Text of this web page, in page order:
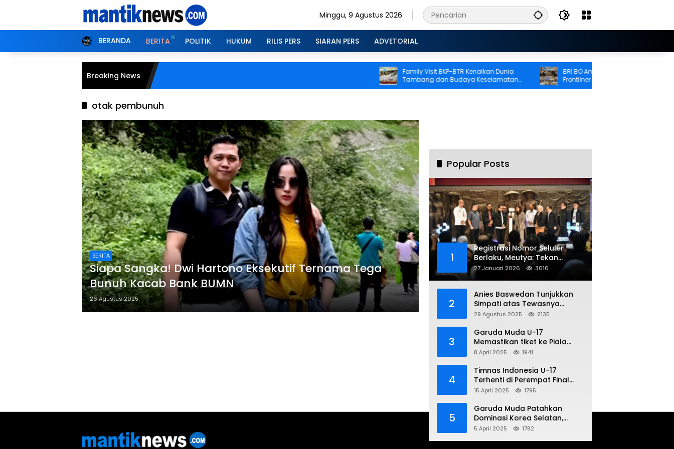
Minggu, 9 Agustus 2026
BERANDA BERITA POLITIK HUKUM RILIS PERS SIARAN PERS ADVETORIAL
Breaking News
Family Visit BKP-BTR Kenalkan Dunia
Tambang dan Budaya Keselamatan
kepada Keluarga Karyawan
BRI BO Ambon Tingkatkan Kompetensi
Frontliner melalui Pendidikan Performing
CS dan Teller
otak pembunuh
BERITA
Siapa Sangka! Dwi Hartono Eksekutif Ternama Tega
Bunuh Kacab Bank BUMN
26 Agustus 2025
Popular Posts
1
Registrasi Nomor Seluler
Berlaku, Meutya: Tekan
Penipuan Online
27 Januari 2026 3016
2
Anies Baswedan Tunjukkan
Simpati atas Tewasnya
Pengemudi Ojol dalam Aksi
29 Agustus 2025 2135
3
Garuda Muda U-17
Memastikan tiket ke Piala
Dunia Setelah Mencetak
Yaman 4-1 di Piala Asia 2025
8 April 2025 1941
4
Timnas Indonesia U-17
Terhenti di Perempat Final
Piala Asia 2025: Terkecoh
15 April 2025 1795
5
Garuda Muda Patahkan
Dominasi Korea Selatan,
Dalam Laga Pembuka Piala
5 April 2025 1782